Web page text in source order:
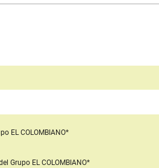
EL COLOMBIANO*
Grupo EL COLOMBIANO*